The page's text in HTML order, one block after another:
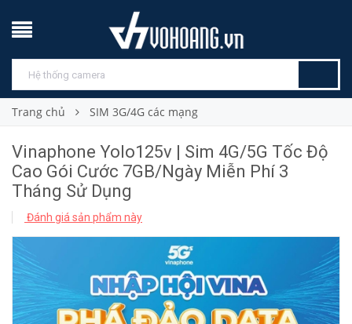
Trang chủ SIM 3G/4G các mạng
Vinaphone Yolo125v | Sim 4G/5G Tốc Độ
Cao Gói Cước 7GB/Ngày Miễn Phí 3
Tháng Sử Dụng
Đánh giá sản phẩm này